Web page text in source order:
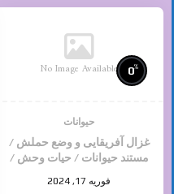
No Image Available 0%
حیوانات
غزال آفریقایی و وضع حملش /
مستند حیوانات / حیات وحش /
فوریه 17, 2024